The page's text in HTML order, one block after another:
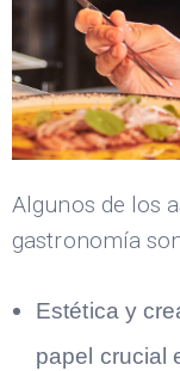
Algunos de los
gastronomía
Estética y
papel crucial